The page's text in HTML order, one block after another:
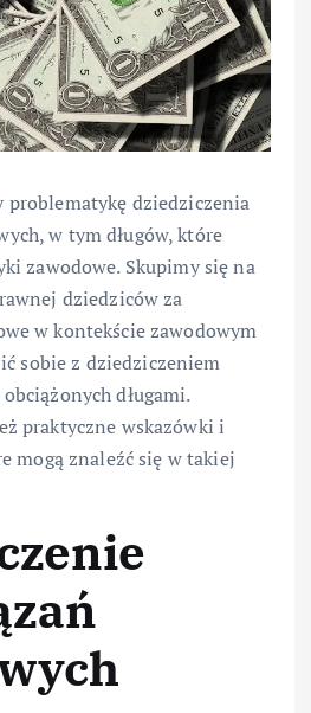
dziedziczenia
w tym długów, które
zawodowe. Skupimy się na
dziedziców za
w kontekście zawodowym
sobie z dziedziczeniem
długami.
praktyczne wskazówki i
mogą znaleźć się w takiej